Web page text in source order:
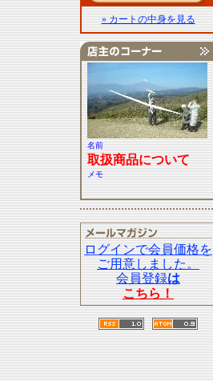
» カートの中身を見る
名前
取扱商品について
メモ
ログインで会員価格を
ご用意しました。
会員登録は
こちら！